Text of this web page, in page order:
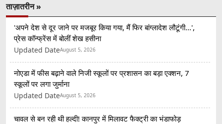
ताज़ातरीन »
'अपने देश से दूर जाने पर मजबूर किया गया, मैं फिर बांग्लादेश लौटूंगी...',
प्रेस कॉन्फ्रेंस में बोलीं शेख हसीना
Updated DateAugust 5, 2026
नोएडा में फीस बढ़ाने वाले निजी स्कूलों पर प्रशासन का बड़ा एक्शन, 7
स्कूलों पर लगा जुर्माना
Updated DateAugust 5, 2026
चावल से बन रही थी हल्दी! कानपुर में मिलावट फैक्ट्री का भंडाफोड़